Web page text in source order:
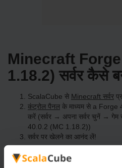
Minecraft
1.18.2) सर्वर कैसे
ScalaCube से Minecraft सर्वर
कंट्रोल पैनल के माध्यम से a Forge
करें (सर्वर → अपना सर्वर चुनें → गेम
40.0.2 (MC 1.18.2))
सर्वर पर खेलने का आनंद लें!